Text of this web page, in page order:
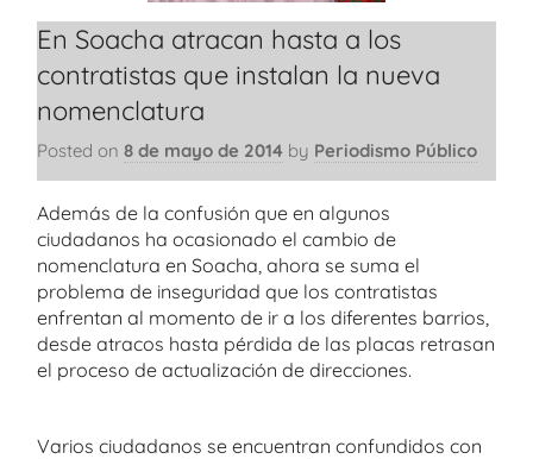
En Soacha atracan hasta a los
contratistas que instalan la nueva
nomenclatura
Posted on 8 de mayo de 2014 by Periodismo Público
Además de la confusión que en algunos
ciudadanos ha ocasionado el cambio de
nomenclatura en Soacha, ahora se suma el
problema de inseguridad que los contratistas
enfrentan al momento de ir a los diferentes barrios,
desde atracos hasta pérdida de las placas retrasan
el proceso de actualización de direcciones.
Varios ciudadanos se encuentran confundidos con